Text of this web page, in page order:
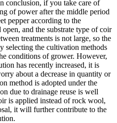
conclusion, if you take care of
of power after the middle period
pepper according to the
and the substrate type of coir
treatments is not large, so the
selecting the cultivation methods
conditions of grower. However,
has recently increased, it is
about a decrease in quantity or
method is adopted under the
due to drainage reuse is well
is applied instead of rock wool,
it will further contribute to the